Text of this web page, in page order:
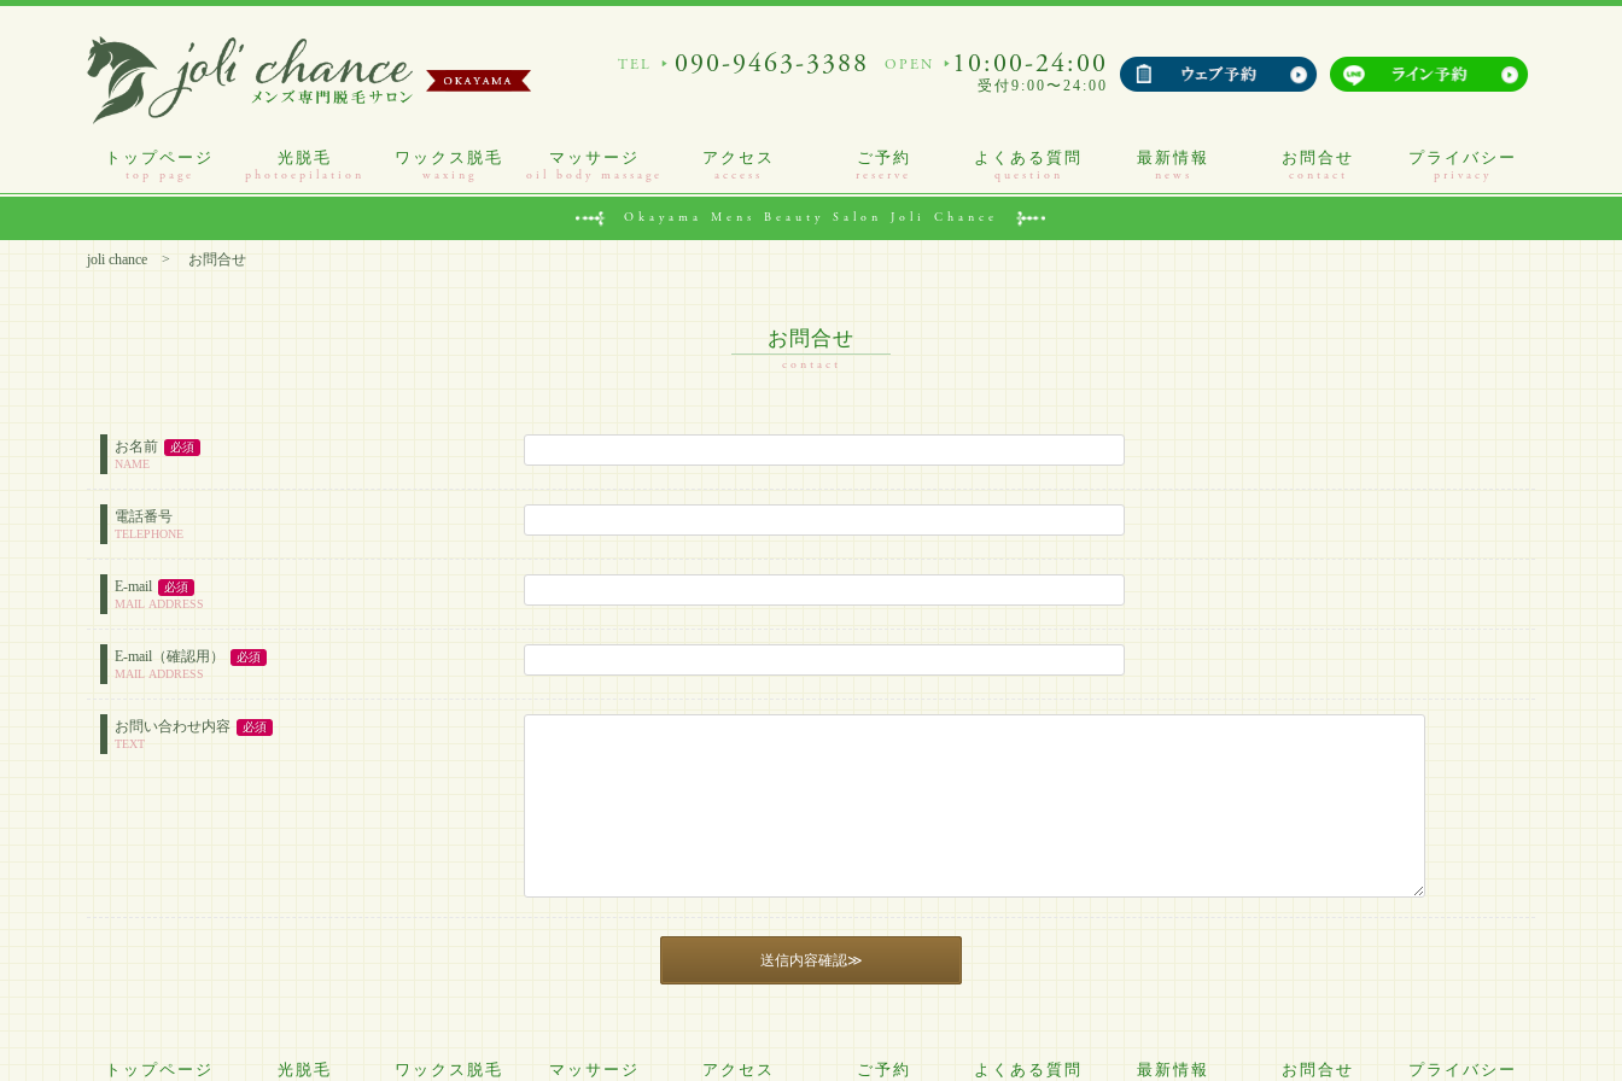
090-9463-3388 10:00-24:00
受付9:00〜24:00
トップページ
top page
光脱毛
photoepilation
ワックス脱毛
waxing
マッサージ
oil body massage
アクセス
access
ご予約
reserve
よくある質問
question
最新情報
news
お問合せ
contact
プライバシー
privacy
Okayama Mens Beauty Salon Joli Chance
joli chance お問合せ
お問合せ
contact
お名前
必須
NAME
電話番号
TELEPHONE
E-mail
必須
MAIL ADDRESS
E-mail（確認用）
必須
MAIL ADDRESS
お問い合わせ内容
必須
TEXT
トップページ 光脱毛 ワックス脱毛 マッサージ アクセス ご予約 よくある質問 最新情報 お問合せ プライバシー